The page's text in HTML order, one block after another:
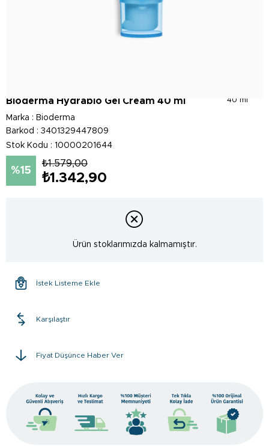
40 ml
Bioderma Hydrabio Gel Cream 40 ml
Marka : Bioderma
Barkod : 3401329447809
Stok Kodu
10000201644
15
₺1.579,00
₺1.342,90
Ürün stoklarımızda kalmamıştır.
İstek Listeme Ekle
Karşılaştır
Fiyat Düşünce Haber Ver